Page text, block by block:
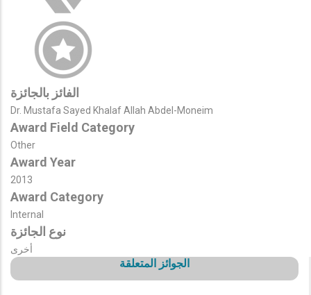
الفائز بالجائزة
Dr. Mustafa Sayed Khalaf Allah Abdel-Moneim
Award Field Category
Other
Award Year
2013
Award Category
Internal
نوع الجائزة
أخرى
الجوائز المتعلقة